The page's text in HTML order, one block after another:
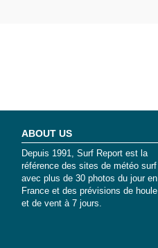
ABOUT US
Depuis 1991, Surf Report est la
référence des sites de météo surf
avec plus de 30 photos du jour en
France et des prévisions de houle
et de vent à 7 jours.